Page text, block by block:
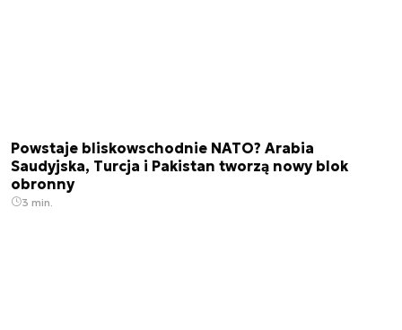
Powstaje bliskowschodnie NATO? Arabia
Saudyjska, Turcja i Pakistan tworzą nowy blok
obronny
3 min.